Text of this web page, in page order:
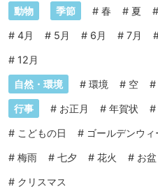
動物 季節 # 春 # 夏 #
# 4月 # 5月 # 6月 # 7月
# 12月
自然・環境 # 環境 # 空 #
行事 # お正月 # 年賀状 #
# こどもの日 # ゴールデンウィ
# 梅雨 # 七夕 # 花火 # お盆
# クリスマス